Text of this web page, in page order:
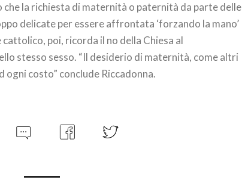
che la richiesta di maternità o paternità da parte delle
delicate per essere affrontata ‘forzando la mano’
poi, ricorda il no della Chiesa al
stesso sesso. “Il desiderio di maternità, come altri
ogni costo” conclude Riccadonna.